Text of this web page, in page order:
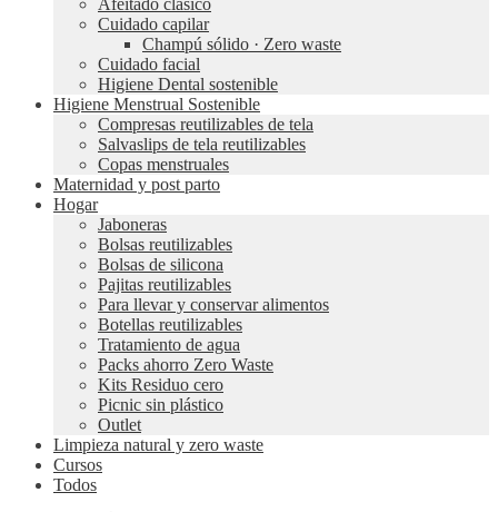
Afeitado clásico
Cuidado capilar
Champú sólido · Zero waste
Cuidado facial
Higiene Dental sostenible
Higiene Menstrual Sostenible
Compresas reutilizables de tela
Salvaslips de tela reutilizables
Copas menstruales
Maternidad y post parto
Hogar
Jaboneras
Bolsas reutilizables
Bolsas de silicona
Pajitas reutilizables
Para llevar y conservar alimentos
Botellas reutilizables
Tratamiento de agua
Packs ahorro Zero Waste
Kits Residuo cero
Picnic sin plástico
Outlet
Limpieza natural y zero waste
Cursos
Todos